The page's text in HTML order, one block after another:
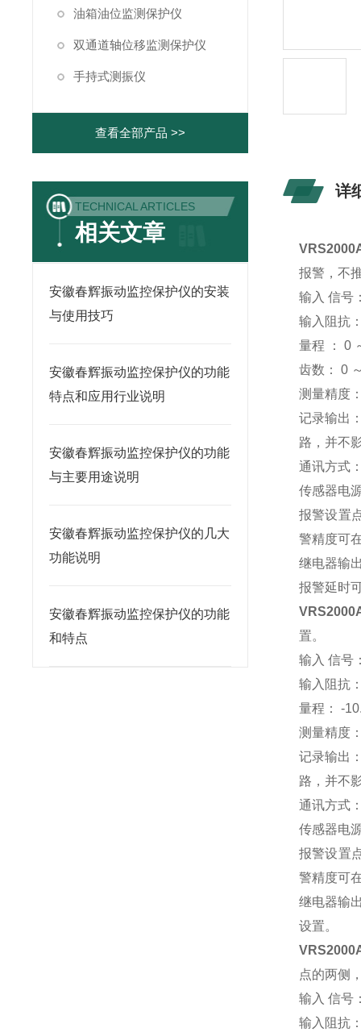
油箱油位监测保护仪
双通道轴位移监测保护仪
手持式测振仪
查看全部产品 >>
TECHNICAL ARTICLES
相关文章
安徽春辉振动监控保护仪的安装
与使用技巧
安徽春辉振动监控保护仪的功能
特点和应用行业说明
安徽春辉振动监控保护仪的功能
与主要用途说明
安徽春辉振动监控保护仪的几大
功能说明
安徽春辉振动监控保护仪的功能
和特点
详
报警，不
输入 信号
输入阻抗
量程 ： 0
齿数： 0
测量精度
记录输出
路，并不
通讯方式
传感器电
报警设置
警精度可
继电器输
报警延时
置。
输入 信号
输入阻抗
量程： -
测量精度
记录输出
路，并不
通讯方式
传感器电
报警设置
警精度可
继电器输
设置。
点的两侧
输入 信号
输入阻抗